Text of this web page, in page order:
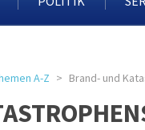
A-Z Brand- und